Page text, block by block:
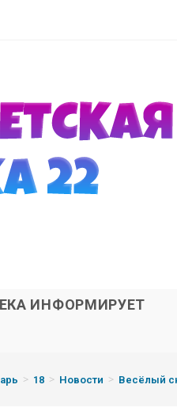
ИНФОРМИРУЕТ
> 18 > Новости > Весёлый